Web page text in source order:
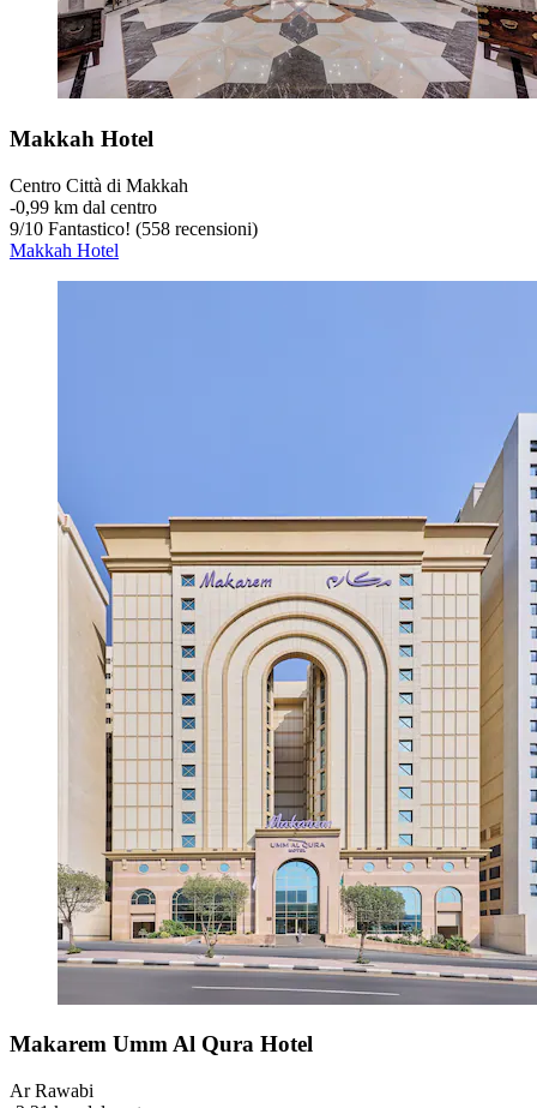
Makkah Hotel
Centro Città di Makkah
‐0,99 km dal centro
9/10 Fantastico! (558 recensioni)
Makkah Hotel
Makarem Umm Al Qura Hotel
Ar Rawabi